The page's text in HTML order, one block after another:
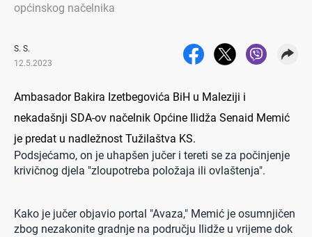
općinskog načelnika
S. S.
12.5.2023
Ambasador Bakira Izetbegovića BiH u Maleziji i
nekadašnji SDA-ov načelnik Općine Ilidža Senaid Memić
je predat u nadležnost Tužilaštva KS.
Podsjećamo, on je uhapšen jučer i tereti se za počinjenje
krivičnog djela "zloupotreba položaja ili ovlaštenja".
Kako je jučer objavio portal "Avaza," Memić je osumnjičen
zbog nezakonite gradnje na području Ilidže u vrijeme dok